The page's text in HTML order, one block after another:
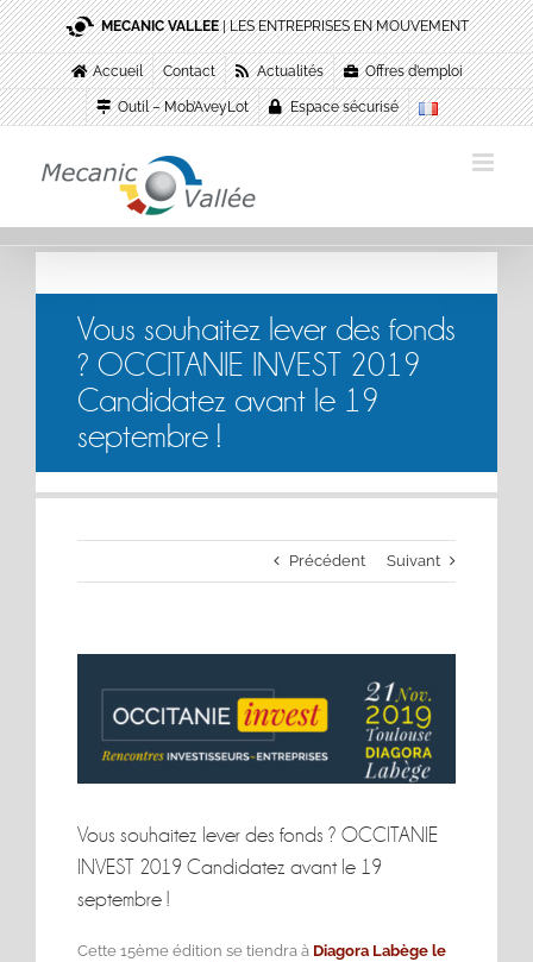
Passer
au
contenu
MECANIC VALLEE| LES ENTREPRISES EN MOUVEMENT
Accueil Contact Actualités Offres d’emploi
Outil – Mob’AveyLot Espace sécurisé
Vous souhaitez lever des fonds
? OCCITANIE INVEST 2019
Candidatez avant le 19
septembre !
Précédent Suivant
l'image
agrandie
Vous souhaitez lever des fonds ? OCCITANIE
INVEST 2019 Candidatez avant le 19
septembre !
Cette 15ème édition se tiendra à Diagora Labège le